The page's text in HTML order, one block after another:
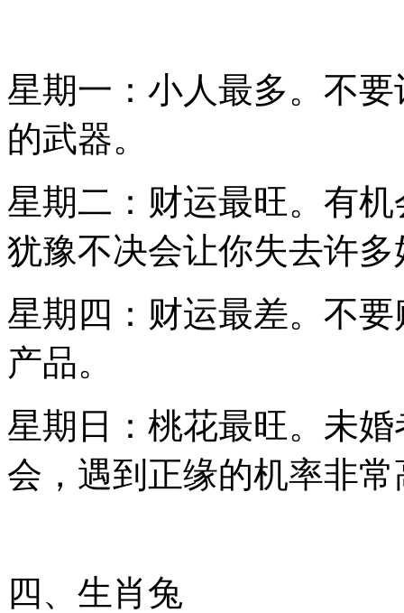
星期一：小人最多。不
的武器。
星期二：财运最旺。有
犹豫不决会让你失去许
星期四：财运最差。不
产品。
星期日：桃花最旺。未
会，遇到正缘的机率非常
四、生肖兔